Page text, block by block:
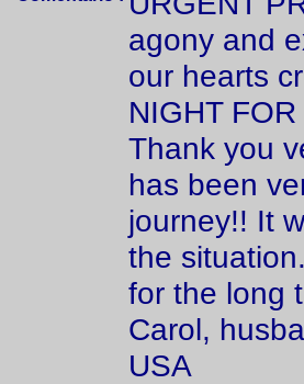
agony and
our hearts
NIGHT
Thank you
has been
journey!! It
the
for the long
Carol,
USA